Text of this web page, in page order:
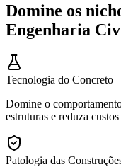
Domine os
Engenharia
Tecnologia do Concreto
Domine o
estruturas e reduza
Patologia das